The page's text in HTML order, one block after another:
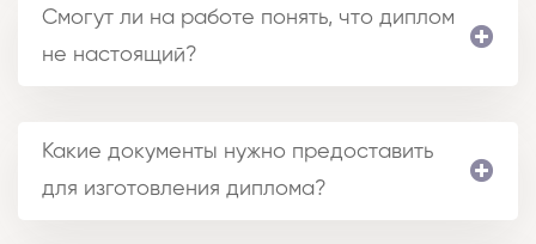
Смогут ли на работе понять, что диплом
не настоящий?
Какие документы нужно предоставить
для изготовления диплома?